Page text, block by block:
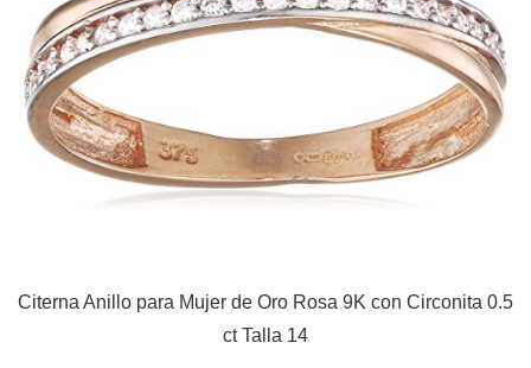
Citerna Anillo para Mujer de Oro Rosa 9K con Circonita 0.5
ct Talla 14